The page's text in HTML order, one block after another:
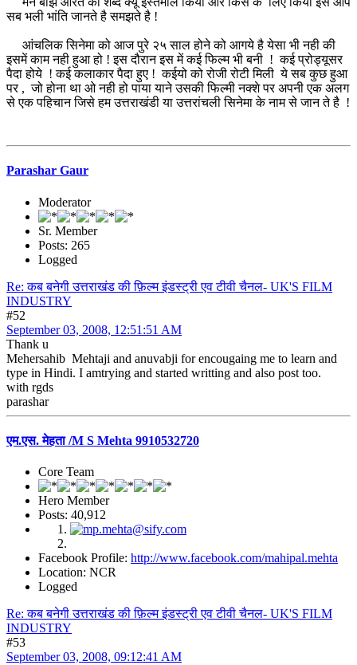
सब भली भांति जानते है समझते है !
आंचलिक सिनेमा को आज पुरे २५ साल होने को आगये है येसा भी नही की
इसमें काम नही हुआ हो ! इस दौरान इस में कई फिल्म भी बनी ! कई प्रोड्यूसर
पैदा होये ! कई कलाकार पैदा हुए ! कईयो को रोजी रोटी मिली ये सब कुछ हुआ
पर , जो होना था ओ नही हो पाया याने उसकी फिल्मी नक्शे पर अपनी एक अलग
से एक पहिचान जिसे हम उत्तराखंडी या उत्तरांचली सिनेमा के नाम से जान ते है !
Parashar Gaur
Moderator
Sr. Member
Posts: 265
Logged
Re: कब बनेगी उत्तराखंड की फ़िल्म इंडस्ट्री एव टीवी चैनल- UK'S FILM
INDUSTRY
#52
September 03, 2008, 12:51:51 AM
Thank u
Mehersahib Mehtaji and anuvabji for encougaing me to learn and
type in Hindi. I amtrying and started writting and also post too.
with rgds
parashar
एम.एस. मेहता /M S Mehta 9910532720
Core Team
Hero Member
Posts: 40,912
Facebook Profile: http://www.facebook.com/mahipal.mehta
Location: NCR
Logged
Re: कब बनेगी उत्तराखंड की फ़िल्म इंडस्ट्री एव टीवी चैनल- UK'S FILM
INDUSTRY
#53
September 03, 2008, 09:12:41 AM